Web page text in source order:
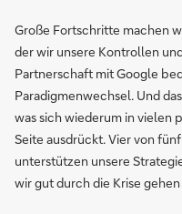
Große Fortschritte machen
der wir unsere Kontrollen
Partnerschaft mit Google
Paradigmenwechsel. Und
was sich wiederum in vielen
Seite ausdrückt. Vier von
unterstützen unsere
wir gut durch die Krise